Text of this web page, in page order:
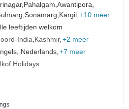
Pahalgam,Awantipora,
Sonamarg,Kargil, +10 meer
leeftijden welkom
India Kashmir +2 meer
Nederlands, +7 meer
Holidays